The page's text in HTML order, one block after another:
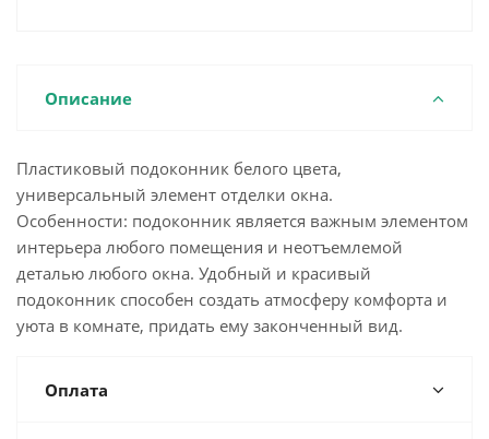
Описание
Пластиковый подоконник белого цвета,
универсальный элемент отделки окна.
Особенности: подоконник является важным элементом
интерьера любого помещения и неотъемлемой
деталью любого окна. Удобный и красивый
подоконник способен создать атмосферу комфорта и
уюта в комнате, придать ему законченный вид.
Оплата